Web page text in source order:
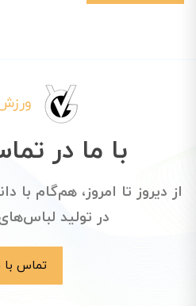
با ما در
در تولید
تماس با